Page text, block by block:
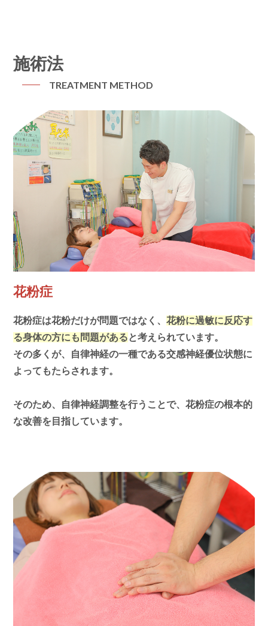
施術法
TREATMENT METHOD
花粉症
花粉症は花粉だけが問題ではなく、花粉に過敏に反応す
る身体の方にも問題があると考えられています。
その多くが、自律神経の一種である交感神経優位状態に
よってもたらされます。
そのため、自律神経調整を行うことで、花粉症の根本的
な改善を目指しています。